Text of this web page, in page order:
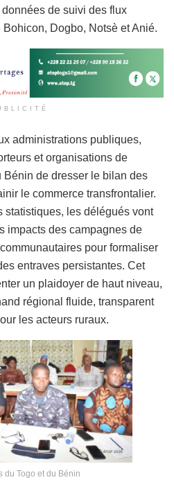
de suivi des flux
Dogbo, Notsè et Anié.
administrations publiques,
et organisations de
Bénin de dresser le bilan des
le commerce transfrontalier.
statistiques, les délégués vont
impacts des campagnes de
pour formaliser
entraves persistantes. Cet
un plaidoyer de haut niveau,
régional fluide, transparent
les acteurs ruraux.
du Togo et du Bénin